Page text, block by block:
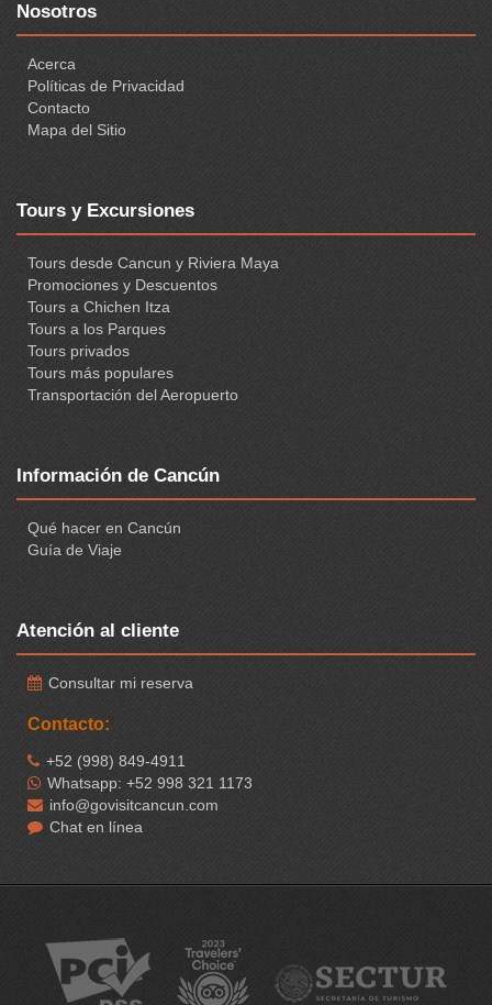
Nosotros
Acerca
Políticas de Privacidad
Contacto
Mapa del Sitio
Tours y Excursiones
Tours desde Cancun y Riviera Maya
Promociones y Descuentos
Tours a Chichen Itza
Tours a los Parques
Tours privados
Tours más populares
Transportación del Aeropuerto
Información de Cancún
Qué hacer en Cancún
Guía de Viaje
Atención al cliente
Consultar mi reserva
Contacto:
+52 (998) 849-4911
Whatsapp: +52 998 321 1173
info@govisitcancun.com
Chat en línea